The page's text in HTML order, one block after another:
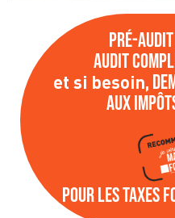
Pré-audit
Audit
et si besoin,
aux
Pour les taxes